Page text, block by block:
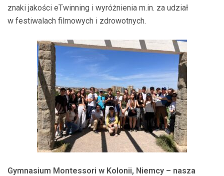
znaki jakości eTwinning i wyróżnienia m.in. za udział
w festiwalach filmowych i zdrowotnych.
Gymnasium Montessori w Kolonii, Niemcy – nasza